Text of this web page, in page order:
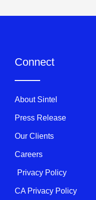
Connect
About Sintel
Press Release
Our Clients
Careers
Privacy Policy
CA Privacy Policy